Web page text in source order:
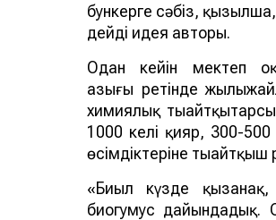
бункерге сәбіз,
дейді идея авторы.
Одан кейін мектеп
азығы ретінде
химиялық
1000 келі қияр, 300-500
өсімдіктеріне
«Биыл күзде
биогумус дайындадық.